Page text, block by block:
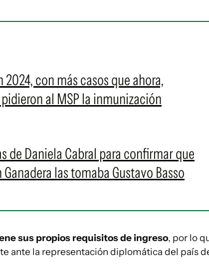
con más casos que ahora,
al MSP la inmunización
de Daniela Cabral para confirmar que
las tomaba Gustavo Basso
sus propios requisitos de ingreso, por lo
ante la representación diplomática del país